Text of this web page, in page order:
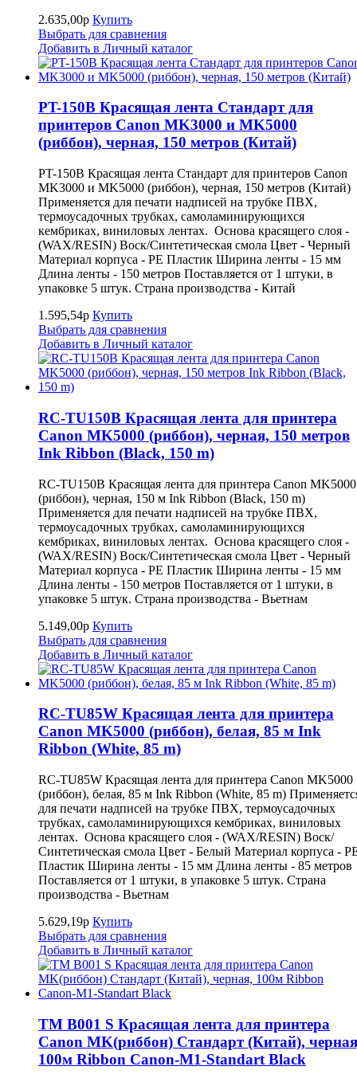
2.635,00р Купить
Выбрать для сравнения
Добавить в Личный каталог
PT-150B Красящая лента Стандарт для
принтеров Canon MK3000 и MK5000
(риббон), черная, 150 метров (Китай)
PT-150B Красящая лента Стандарт для принтеров Canon
MK3000 и MK5000 (риббон), черная, 150 метров (Китай)
Применяется для печати надписей на трубке ПВХ,
термоусадочных трубках, самоламинирующихся
кембриках, виниловых лентах. Основа красящего слоя -
(WAX/RESIN) Воск/Синтетическая смола Цвет - Черный
Материал корпуса - PE Пластик Ширина ленты - 15 мм
Длина ленты - 150 метров Поставляется от 1 штуки, в
упаковке 5 штук. Страна производства - Китай
1.595,54р Купить
Выбрать для сравнения
Добавить в Личный каталог
RC-TU150B Красящая лента для принтера
Canon MK5000 (риббон), черная, 150 метров
Ink Ribbon (Black, 150 m)
RC-TU150B Красящая лента для принтера Canon MK5000
(риббон), черная, 150 м Ink Ribbon (Black, 150 m)
Применяется для печати надписей на трубке ПВХ,
термоусадочных трубках, самоламинирующихся
кембриках, виниловых лентах. Основа красящего слоя -
(WAX/RESIN) Воск/Синтетическая смола Цвет - Черный
Материал корпуса - PE Пластик Ширина ленты - 15 мм
Длина ленты - 150 метров Поставляется от 1 штуки, в
упаковке 5 штук. Страна производства - Вьетнам
5.149,00р Купить
Выбрать для сравнения
Добавить в Личный каталог
RC-TU85W Красящая лента для принтера
Canon MK5000 (риббон), белая, 85 м Ink
Ribbon (White, 85 m)
RC-TU85W Красящая лента для принтера Canon MK5000
(риббон), белая, 85 м Ink Ribbon (White, 85 m)
для печати надписей на трубке ПВХ, термоусадочных
трубках, самоламинирующихся кембриках, виниловых
лентах. Основа красящего слоя - (WAX/RESIN) Воск/
Синтетическая смола Цвет - Белый Материал корпуса -
Пластик Ширина ленты - 15 мм Длина ленты - 85 метров
Поставляется от 1 штуки, в упаковке 5 штук. Страна
производства - Вьетнам
5.629,19р Купить
Выбрать для сравнения
Добавить в Личный каталог
TM B001 S Красящая лента для принтера
Canon MK(риббон) Стандарт (Китай),
100м Ribbon Canon-M1-Standart Black